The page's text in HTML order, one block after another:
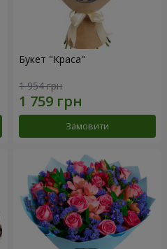
Букет "Краса"
1 954 грн
Замовити